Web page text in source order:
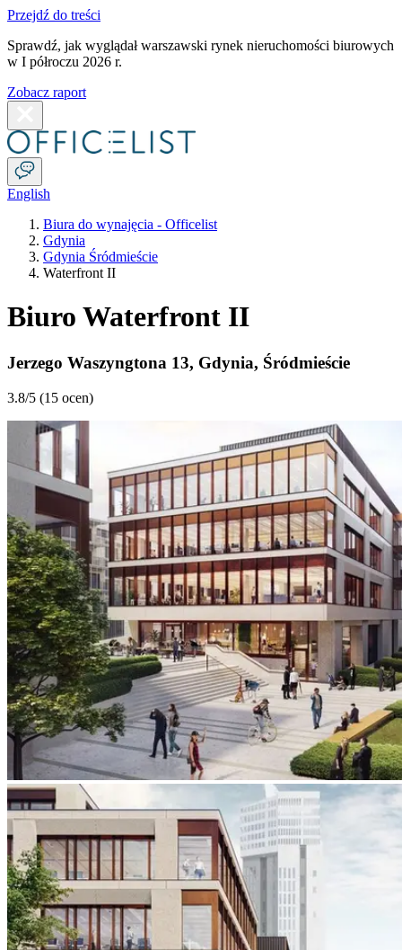
Przejdź do treści
Sprawdź, jak wyglądał warszawski rynek nieruchomości biurowych
w I półroczu 2026 r.
Zobacz raport
English
Biura do wynajęcia - Officelist
Gdynia
Gdynia Śródmieście
Waterfront II
Biuro Waterfront II
Jerzego Waszyngtona 13, Gdynia, Śródmieście
3.8/5 (15 ocen)